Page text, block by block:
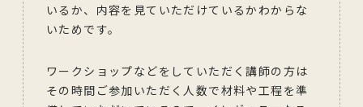
いるか、内容を見ていただけているかわからな
いためです。
ワークショップなどをしていただく講師の方は
その時間ご参加いただく人数で材料や工程を準